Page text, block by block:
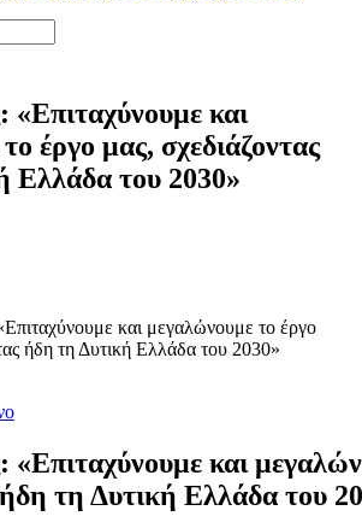
και
έργο μας, σχεδιάζοντας
Ελλάδα του 2030»
και μεγαλώνουμε το έργο
ήδη τη Δυτική Ελλάδα του 2030»
και
ήδη τη Δυτική Ελλάδα του